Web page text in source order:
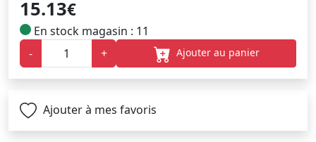
15.13€
En stock magasin : 11
-
+ Ajouter au panier
Ajouter à mes favoris